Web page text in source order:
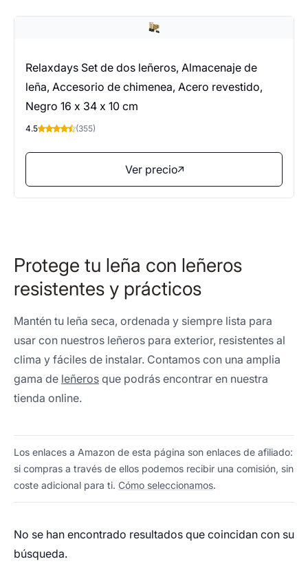
Relaxdays Set de dos leñeros, Almacenaje de
leña, Accesorio de chimenea, Acero revestido,
Negro 16 x 34 x 10 cm
4.5 (355)
Ver precio
Protege tu leña con leñeros
resistentes y prácticos
Mantén tu leña seca, ordenada y siempre lista para
usar con nuestros leñeros para exterior, resistentes al
clima y fáciles de instalar. Contamos con una amplia
gama de leñeros que podrás encontrar en nuestra
tienda online.
Los enlaces a Amazon de esta página son enlaces de afiliado:
si compras a través de ellos podemos recibir una comisión, sin
coste adicional para ti. Cómo seleccionamos.
No se han encontrado resultados que coincidan con su
búsqueda.